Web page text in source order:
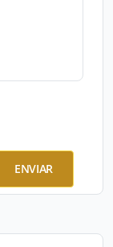
ENVIAR